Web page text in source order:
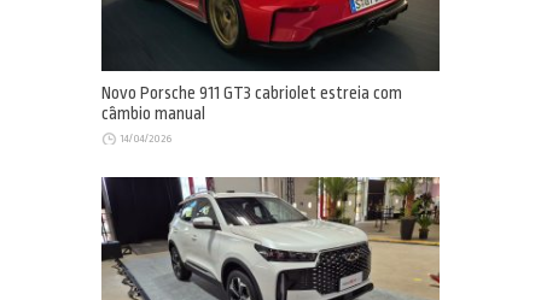
Novo Porsche 911 GT3 cabriolet estreia com
câmbio manual
14/04/2026